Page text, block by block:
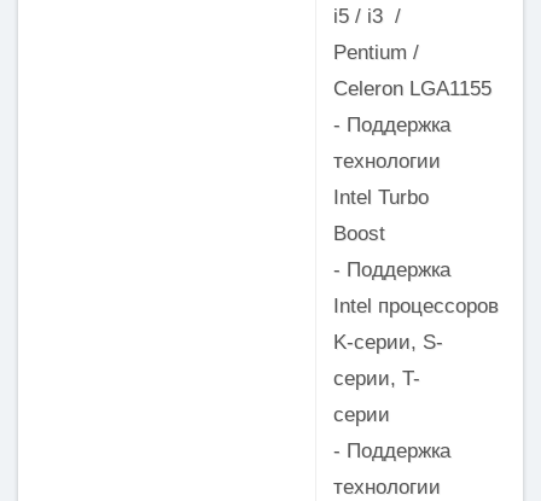
i5 / i3 /
Pentium /
Celeron LGA1155
- Поддержка
технологии
Intel Turbo
Boost
- Поддержка
Intel процессоров
K-серии, S-
серии, T-
серии
- Поддержка
технологии